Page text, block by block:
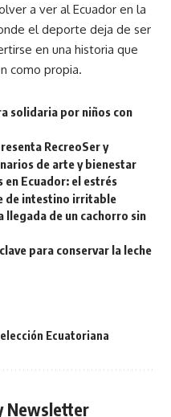
a ver al Ecuador en la
el deporte deja de ser
en una historia que
como propia.
solidaria por niños con
RecreoSer y
de arte y bienestar
Ecuador: el estrés
de intestino irritable
llegada de un cachorro sin
para conservar la leche
Ecuatoriana
Newsletter